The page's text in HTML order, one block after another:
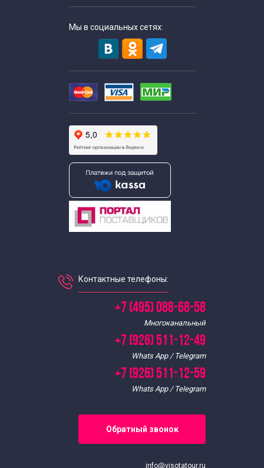
Экскурсии для старшеклассников
Тематические экскурсии для школьников
Весенние экскурсии для школьников
Экскурсии выходного дня для школьников
Выездные экскурсии для школьников
Экскурсии для школьников в апреле
Экскурсии по Москве для школьников в декабре
Экскурсии для школьников в феврале
Экскурсии для школьников в июле
Экскурсии для школьников в июне
Экскурсии для школьников в мае
Экскурсии для школьников в марте
Мы в социальных сетях:
Контактные телефоны:
+7 (495) 088-68-58
Многоканальный
+7 (926) 511-12-49
Whats App / Telegram
+7 (926) 511-12-59
Whats App / Telegram
Обратный звонок
info@visotatour.ru